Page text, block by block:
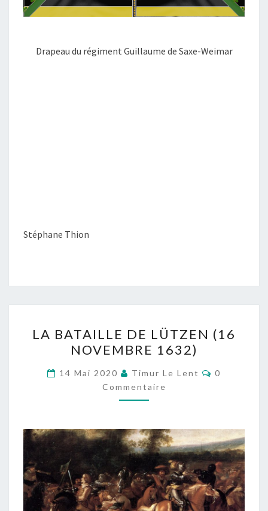
Drapeau du régiment Guillaume de Saxe-Weimar
Stéphane Thion
BATAILLE
DE
LÜTZEN
(16
NOVEMBRE
LA BATAILLE DE LÜTZEN (16
NOVEMBRE 1632)
14 Mai 2020 Timur Le Lent
0
Commentaire